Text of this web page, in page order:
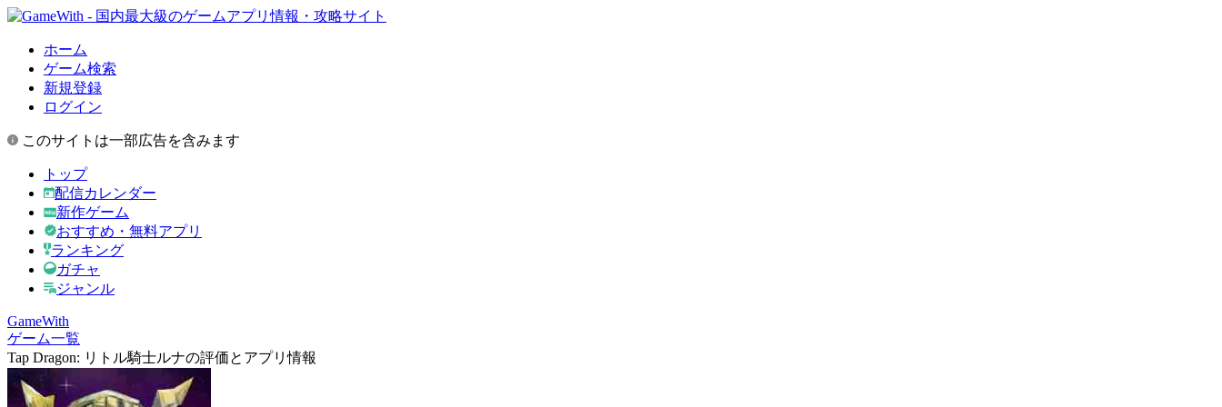
ホーム
ゲーム検索
新規登録
ログイン
このサイトは一部広告を含みます
トップ
配信カレンダー
新作ゲーム
おすすめ・無料アプリ
ランキング
ガチャ
ジャンル
GameWith
ゲーム一覧
Tap Dragon: リトル騎士ルナの評価とアプリ情報